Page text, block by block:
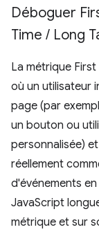
Déboguer
Time / Long
La métrique
où un utilisateur
page (par
un bouton ou
personnalisée)
réellement
d'événements
JavaScript
métrique et sur